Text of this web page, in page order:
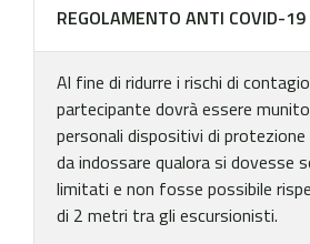
REGOLAMENTO ANTI COVID-19
Al fine di ridurre i rischi di
partecipante dovrà essere
personali dispositivi di protezione
da indossare qualora si dovesse
limitati e non fosse possibile
di 2 metri tra gli escursionisti.